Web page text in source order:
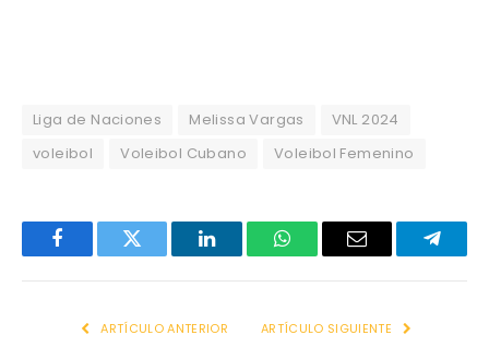
Liga de Naciones Melissa Vargas
VNL 2024
voleibol
Voleibol Cubano Voleibol Femenino
FacebookTwitter LinkedInWhatsAppEmail
ARTÍCULO ANTERIOR ARTÍCULO SIGUIENTE